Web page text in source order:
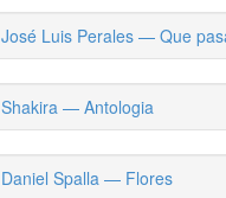
José Luis Perales — Que
Shakira — Antologia
Daniel Spalla — Flores